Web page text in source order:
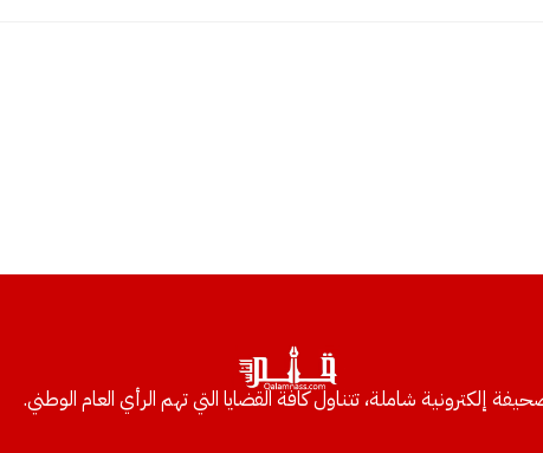
إلكترونية شاملة، تتناول كافة القضايا التي تهم الرأي العام الوطني.